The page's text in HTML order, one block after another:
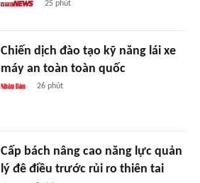
25 phút
Chiến dịch đào tạo kỹ năng lái xe
máy an toàn toàn quốc
26 phút
Cấp bách nâng cao năng lực quản
lý đê điều trước rủi ro thiên tai